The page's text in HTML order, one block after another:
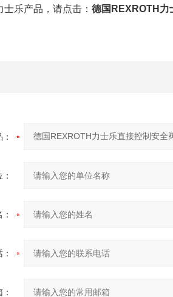
乐产品，请点击： 德国REXROTH力